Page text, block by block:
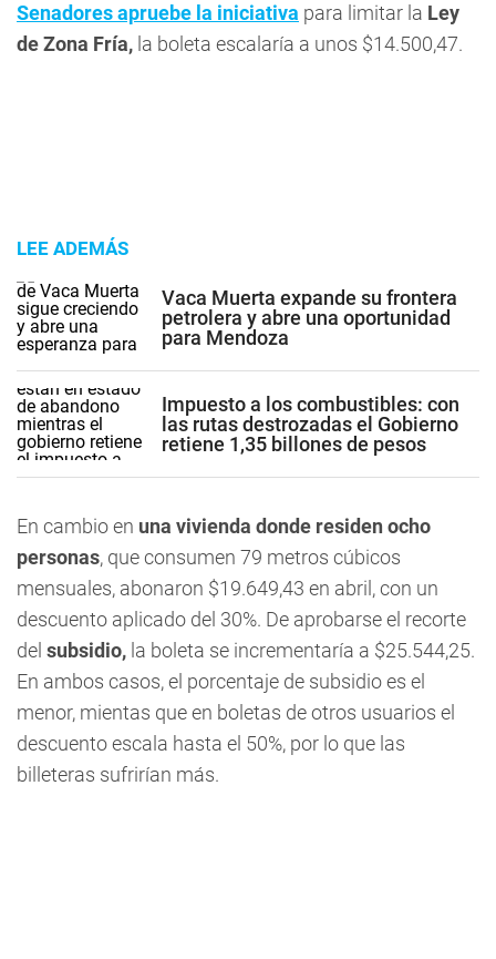
Senadores apruebe la iniciativa para limitar la Ley
de Zona Fría, la boleta escalaría a unos $14.500,47.
LEE ADEMÁS
Vaca Muerta expande su frontera
petrolera y abre una oportunidad
para Mendoza
Impuesto a los combustibles: con
las rutas destrozadas el Gobierno
retiene 1,35 billones de pesos
En cambio en una vivienda donde residen ocho
personas, que consumen 79 metros cúbicos
mensuales, abonaron $19.649,43 en abril, con un
descuento aplicado del 30%. De aprobarse el recorte
del subsidio, la boleta se incrementaría a $25.544,25.
En ambos casos, el porcentaje de subsidio es el
menor, mientas que en boletas de otros usuarios el
descuento escala hasta el 50%, por lo que las
billeteras sufrirían más.